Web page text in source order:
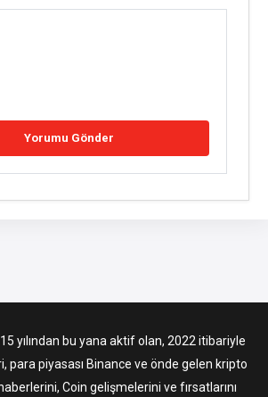
yılından bu yana aktif olan, 2022 itibariyle
para piyasası Binance ve önde gelen kripto
Coin gelişmelerini ve fırsatlarını